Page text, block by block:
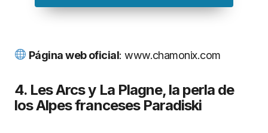
Página web oficial: www.chamonix.com
4. Les Arcs y La Plagne, la perla de
los Alpes franceses Paradiski